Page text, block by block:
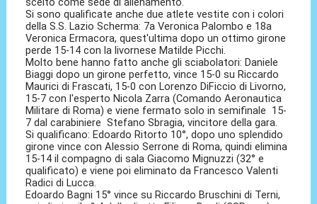
Si sono qualificate anche due atlete vestite con i colori
della S.S. Lazio Scherma: 7a Veronica Palombo e 18a
Veronica Ermacora, quest'ultima dopo un ottimo girone
perde 15-14 con la livornese Matilde Picchi.
Molto bene hanno fatto anche gli sciabolatori: Daniele
Biaggi dopo un girone perfetto, vince 15-0 su Riccardo
Maurici di Frascati, 15-0 con Lorenzo DiFiccio di Livorno,
15-7 con l'esperto Nicola Zarra (Comando Aeronautica
Militare di Roma) e viene fermato solo in semifinale 15-
7 dal carabiniere Stefano Sbragia, vincitore della gara.
Si qualificano: Edoardo Ritorto 10°, dopo uno splendido
girone vince con Alessio Serrone di Roma, quindi elimina
15-14 il compagno di sala Giacomo Mignuzzi (32° e
qualificato) e viene poi eliminato da Francesco Valenti
Radici di Lucca.
Edoardo Bagni 15° vince su Riccardo Bruschini di Terni,